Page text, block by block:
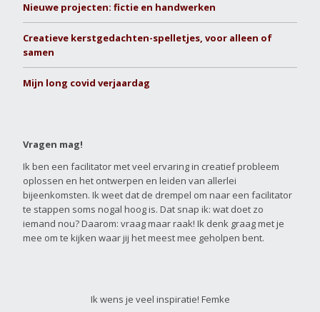
Nieuwe projecten: fictie en handwerken
Creatieve kerstgedachten-spelletjes, voor alleen of
samen
Mijn long covid verjaardag
Vragen mag!
Ik ben een facilitator met veel ervaring in creatief probleem
oplossen en het ontwerpen en leiden van allerlei
bijeenkomsten. Ik weet dat de drempel om naar een facilitator
te stappen soms nogal hoog is. Dat snap ik: wat doet zo
iemand nou? Daarom: vraag maar raak! Ik denk graag met je
mee om te kijken waar jij het meest mee geholpen bent.
Ik wens je veel inspiratie! Femke